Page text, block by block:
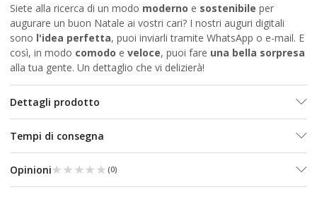
Siete alla ricerca di un modo moderno e sostenibile per
augurare un buon Natale ai vostri cari? I nostri auguri digitali
sono l'idea perfetta, puoi inviarli tramite WhatsApp o e-mail. E
così, in modo comodo e veloce, puoi fare una bella sorpresa
alla tua gente. Un dettaglio che vi delizierà!
Dettagli prodotto
Tempi di consegna
Opinioni★★★★★
★★★★★ (0)